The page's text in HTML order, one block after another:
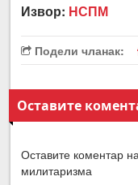
Извор: НСПМ
Подели чланак:
Оставите
Оставите коментар
милитаризма